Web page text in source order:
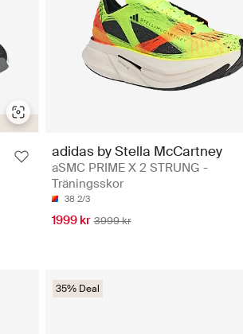
adidas by Stella McCartney
aSMC PRIME X 2 STRUNG -
Träningsskor
38 2/3
1999 kr 3999 kr
35% Deal